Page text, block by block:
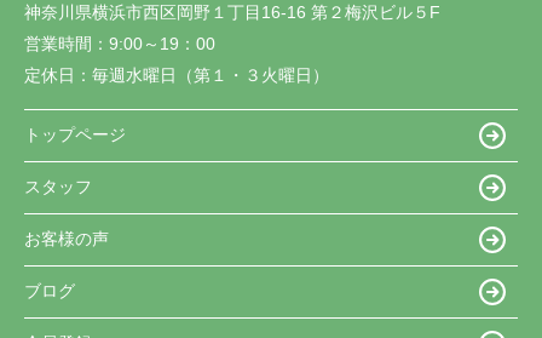
神奈川県横浜市西区岡野１丁目16-16 第２梅沢ビル５F
営業時間： 9:00～19：00
定休日： 毎週水曜日（第１・３火曜日）
トップページ
スタッフ
お客様の声
ブログ